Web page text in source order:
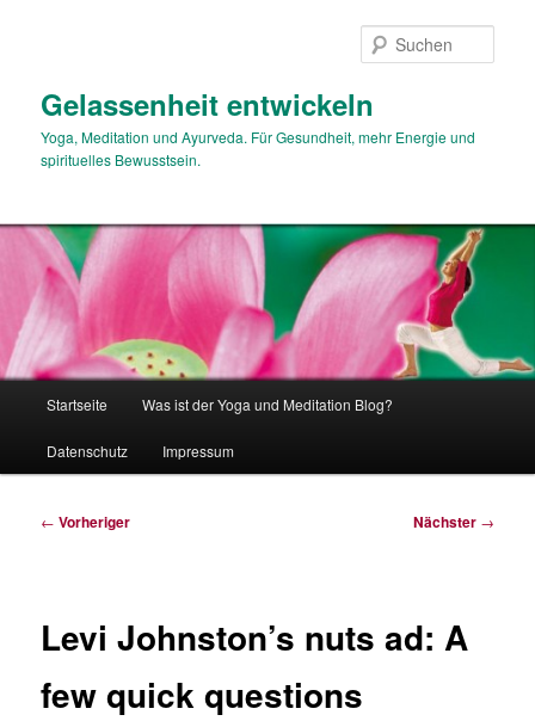
Gelassenheit entwickeln
Yoga, Meditation und Ayurveda. Für Gesundheit, mehr Energie und
spirituelles Bewusstsein.
Startseite Was ist der Yoga und Meditation Blog?
Datenschutz Impressum
Beitragsnavigation
← Vorheriger Nächster →
Levi Johnston’s nuts ad: A
few quick questions